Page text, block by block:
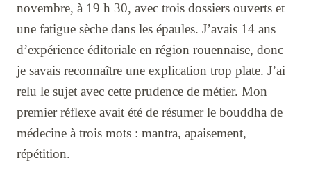
novembre, à 19 h 30, avec trois dossiers ouverts et
une fatigue sèche dans les épaules. J’avais 14 ans
d’expérience éditoriale en région rouennaise, donc
je savais reconnaître une explication trop plate. J’ai
relu le sujet avec cette prudence de métier. Mon
premier réflexe avait été de résumer le bouddha de
médecine à trois mots : mantra, apaisement,
répétition.